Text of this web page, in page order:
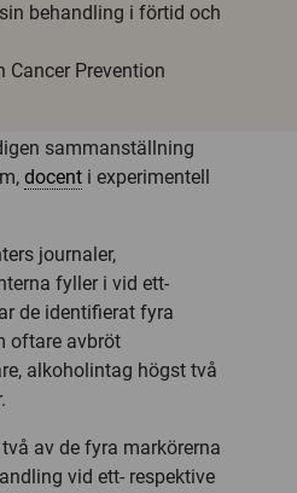
behandling i förtid och
Prevention
sammanställning
docent i experimentell
journaler,
fyller i vid ett-
de identifierat fyra
oftare avbröt
alkoholintag högst två
av de fyra markörerna
vid ett- respektive